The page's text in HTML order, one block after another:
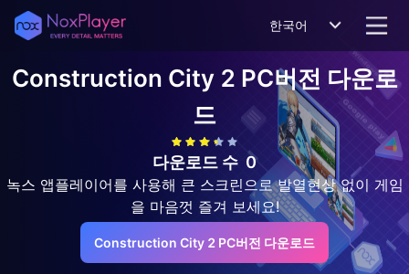
한국어
Construction City 2 PC버전 다운로
드
다운로드 수 0
녹스 앱플레이어를 사용해 큰 스크린으로 발열현상 없이 게임
을 마음껏 즐겨 보세요!
Construction City 2 PC버전 다운로드